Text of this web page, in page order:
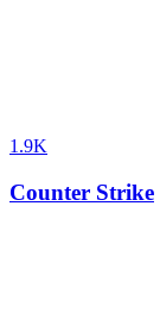
1.9K
Counter Strike